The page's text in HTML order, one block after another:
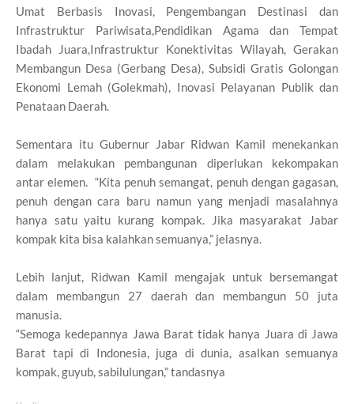
Umat Berbasis Inovasi, Pengembangan Destinasi dan
Infrastruktur Pariwisata,Pendidikan Agama dan Tempat
Ibadah Juara,Infrastruktur Konektivitas Wilayah, Gerakan
Membangun Desa (Gerbang Desa), Subsidi Gratis Golongan
Ekonomi Lemah (Golekmah), Inovasi Pelayanan Publik dan
Penataan Daerah.
Sementara itu Gubernur Jabar Ridwan Kamil menekankan
dalam melakukan pembangunan diperlukan kekompakan
antar elemen. “Kita penuh semangat, penuh dengan gagasan,
penuh dengan cara baru namun yang menjadi masalahnya
hanya satu yaitu kurang kompak. Jika masyarakat Jabar
kompak kita bisa kalahkan semuanya,” jelasnya.
Lebih lanjut, Ridwan Kamil mengajak untuk bersemangat
dalam membangun 27 daerah dan membangun 50 juta
manusia.
“Semoga kedepannya Jawa Barat tidak hanya Juara di Jawa
Barat tapi di Indonesia, juga di dunia, asalkan semuanya
kompak, guyub, sabilulungan,” tandasnya